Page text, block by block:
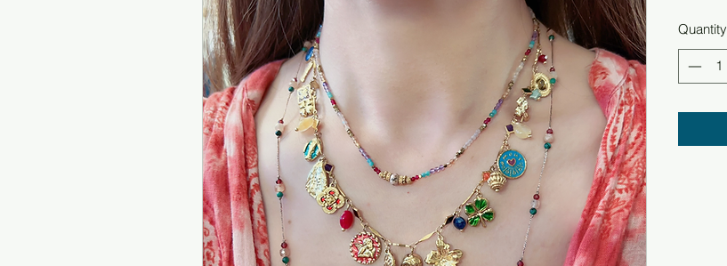
Quantity